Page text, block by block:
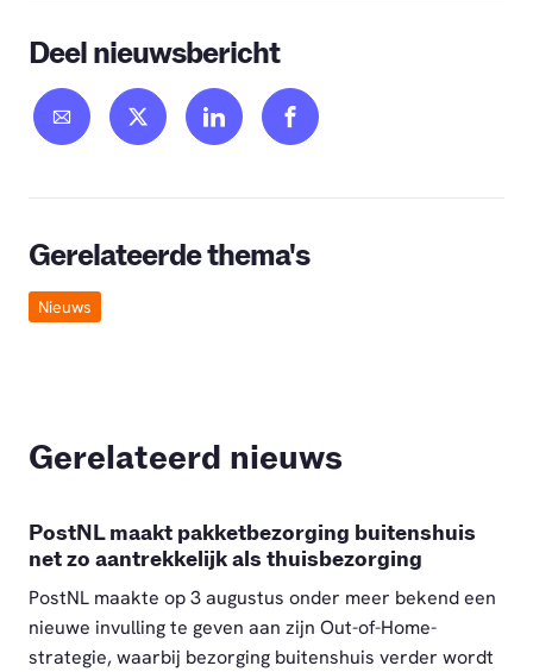
Deel nieuwsbericht
Gerelateerde thema's
Nieuws
Gerelateerd nieuws
PostNL maakt pakketbezorging buitenshuis
net zo aantrekkelijk als thuisbezorging
PostNL maakte op 3 augustus onder meer bekend een
nieuwe invulling te geven aan zijn Out-of-Home-
strategie, waarbij bezorging buitenshuis verder wordt